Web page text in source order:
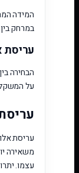
המידה
במרחק
עריסת
הבחירה
על
עריסת
משאירה
עצמו.